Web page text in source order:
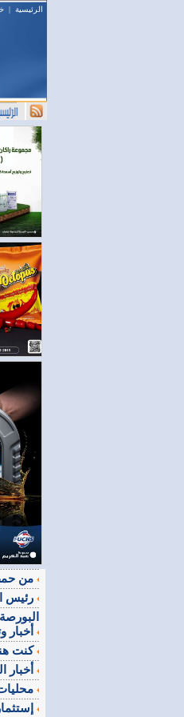
الرئيسية |
كنت هناك